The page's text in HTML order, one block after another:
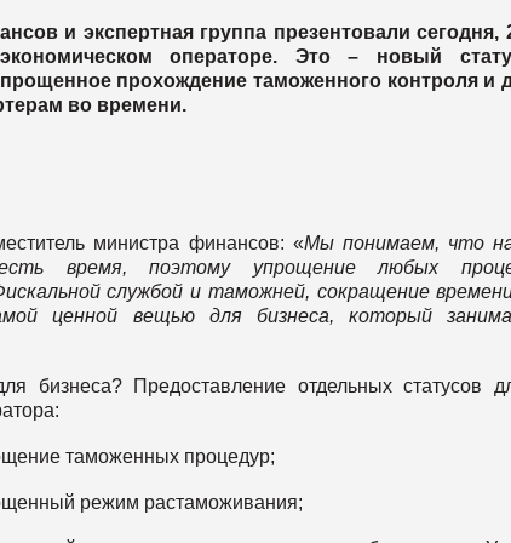
и экспертная группа презентовали
операторе. Это – новый
прохождение таможенного контроля и
во времени.
министра финансов: «Мы понимаем, что на
время, поэтому упрощение любых
службой и таможней, сокращение
ценной вещью для бизнеса, который
бизнеса? Предоставление отдельных статусов
таможенных процедур;
режим растаможивания;